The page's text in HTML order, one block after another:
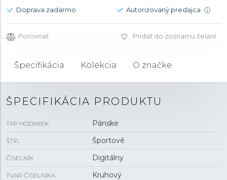
Doprava zadarmo Autorizovaný predajca i
Porovnať Pridať do zoznamu želaní
Špecifikácia Kolekcia O značke
ŠPECIFIKÁCIA PRODUKTU
TYP HODINIEK Pánske
ŠTÝL Športové
ČÍSELNÍK Digitálny
TVAR ČÍSELNÍKA Kruhový